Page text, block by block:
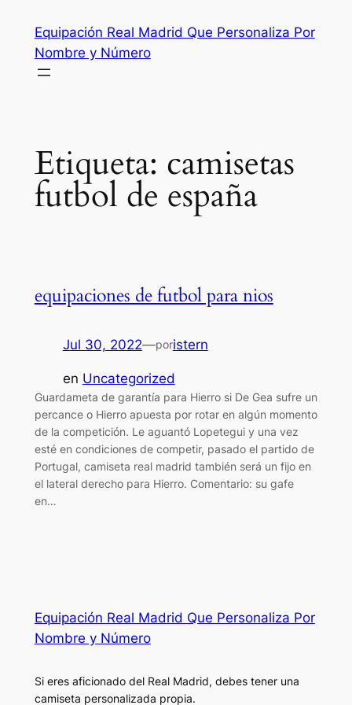
contenido
Equipación Real Madrid Que Personaliza Por
Nombre y Número
Etiqueta: camisetas
futbol de españa
equipaciones de futbol para nios
Jul 30, 2022—poristern
en Uncategorized
Guardameta de garantía para Hierro si De Gea sufre un
percance o Hierro apuesta por rotar en algún momento
de la competición. Le aguantó Lopetegui y una vez
esté en condiciones de competir, pasado el partido de
Portugal, camiseta real madrid también será un fijo en
el lateral derecho para Hierro. Comentario: su gafe
en…
Equipación Real Madrid Que Personaliza Por
Nombre y Número
Si eres aficionado del Real Madrid, debes tener una
camiseta personalizada propia.